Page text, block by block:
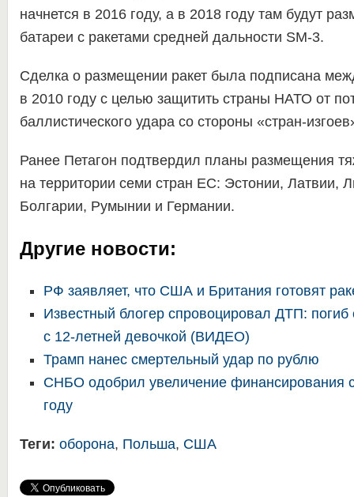
начнется в 2016 году, а в 2018 году там будут
батареи с ракетами средней дальности SM-3.
Сделка о размещении ракет была подписана
в 2010 году с целью защитить страны НАТО от
баллистического удара со стороны «стран-
Ранее Петагон подтвердил планы размещения
на территории семи стран ЕС: Эстонии, Латвии,
Болгарии, Румынии и Германии.
Другие новости:
РФ заявляет, что США и Британия готовят
Известный блогер спровоцировал ДТП:
с 12-летней девочкой (ВИДЕО)
Трамп нанес смертельный удар по рублю
СНБО одобрил увеличение финансирования
году
Теги: оборона, Польша, США